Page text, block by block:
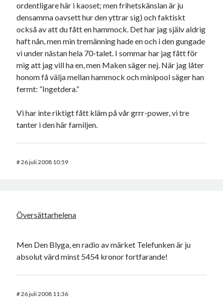
ordentligare här i kaoset; men frihetskänslan är ju
densamma oavsett hur den yttrar sig) och faktiskt
också av att du fått en hammock. Det har jag själv aldrig
haft nån, men min tremänning hade en och i den gungade
vi under nästan hela 70-talet. I sommar har jag fått för
mig att jag vill ha en, men Maken säger nej. När jag låter
honom få välja mellan hammock och minipool säger han
fermt: ”Ingetdera.”
Vi har inte riktigt fått kläm på vår grrr-power, vi tre
tanter i den här familjen.
#26 juli 2008 10:59
Översättarhelena
Men Den Blyga, en radio av märket Telefunken är ju
absolut värd minst 5454 kronor fortfarande!
#26 juli 2008 11:36